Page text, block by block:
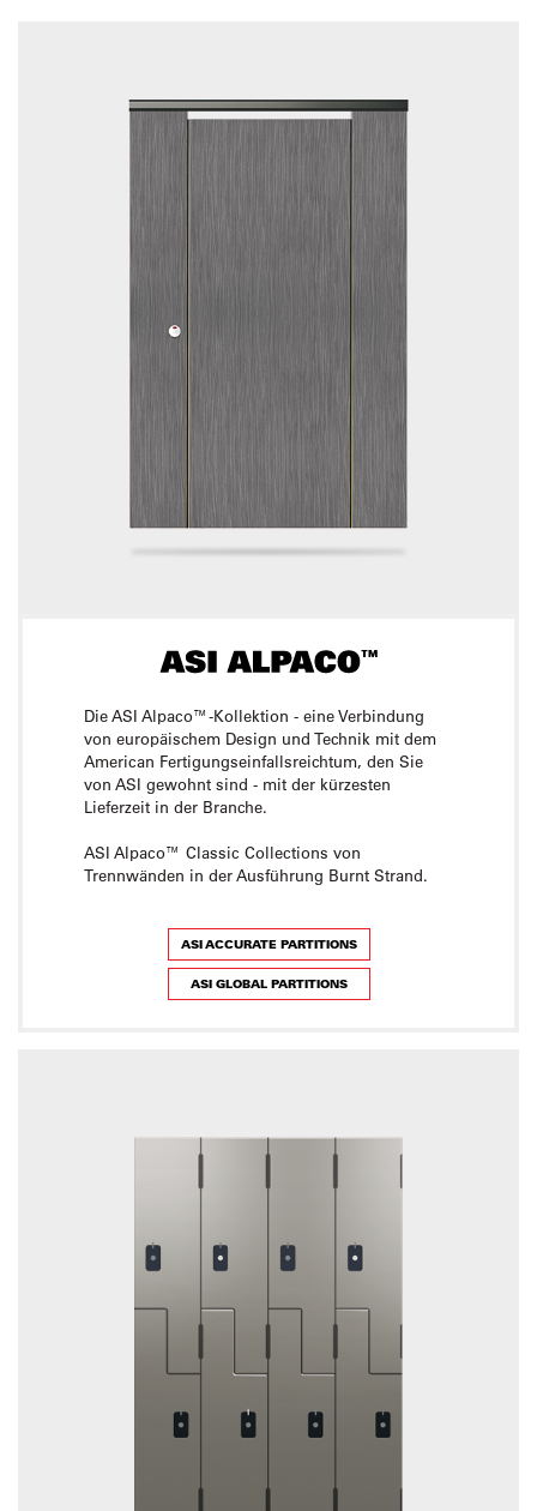
Die ASI Alpaco™-Kollektion - eine Verbindung
von europäischem Design und Technik mit dem
American Fertigungseinfallsreichtum, den Sie
von ASI gewohnt sind - mit der kürzesten
Lieferzeit in der Branche.
ASI Alpaco™ Classic Collections von
Trennwänden in der Ausführung Burnt Strand.
ASI ACCURATE PARTITIONS
ASI GLOBAL PARTITIONS